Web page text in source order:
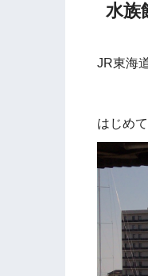
水族
JR東海
はじめ